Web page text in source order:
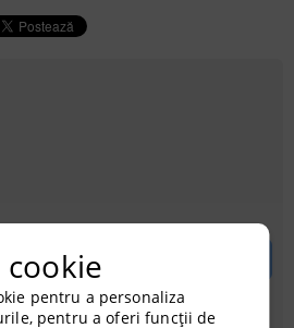
pentru a personaliza
pentru a oferi funcții de